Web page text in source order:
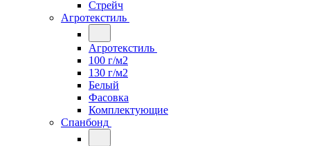
Стрейч
Агротекстиль
Агротекстиль
100 г/м2
130 г/м2
Белый
Фасовка
Комплектующие
Спанбонд